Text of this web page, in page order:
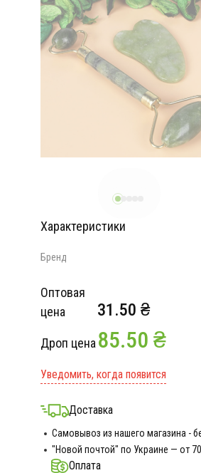
Характеристики
Бренд
Оптовая
цена
31.50 ₴
Дроп цена 85.50 ₴
Уведомить, когда появится
Доставка
Самовывоз из нашего магазина -
"Новой почтой" по Украине — от 70
Оплата